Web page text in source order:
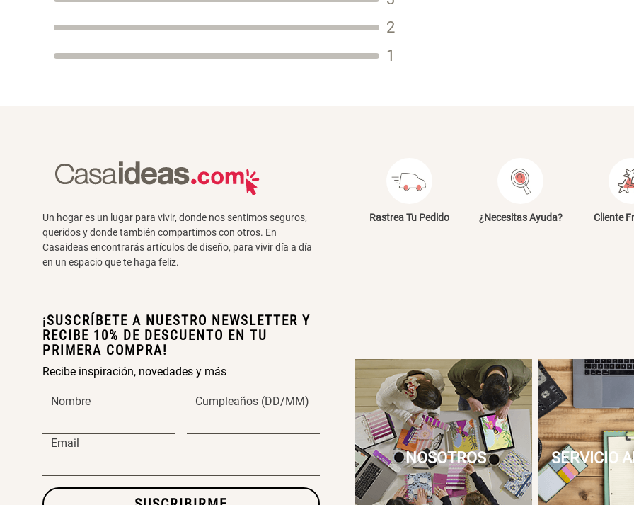
2
1
Un hogar es un lugar para vivir, donde nos sentimos seguros,
queridos y donde también compartimos con otros. En
Casaideas encontrarás artículos de diseño, para vivir día a día
en un espacio que te haga feliz.
¡SUSCRÍBETE A NUESTRO NEWSLETTER Y
RECIBE 10% DE DESCUENTO EN TU
PRIMERA COMPRA!
Recibe inspiración, novedades y más
Nombre Cumpleaños (DD/MM)
Email
Rastrea Tu Pedido ¿Necesitas Ayuda? Cliente
NOSOTROS SERVICIO